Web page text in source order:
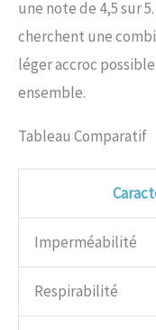
une note de 4,5 sur
cherchent une
léger accroc
ensemble.
Tableau Comparatif
Imperméabilité
Respirabilité